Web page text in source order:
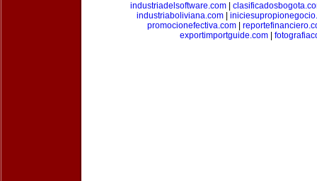
industriadelsoftware.com|
industriaboliviana.com|
promocionefectiva.com
exportimportguide.com